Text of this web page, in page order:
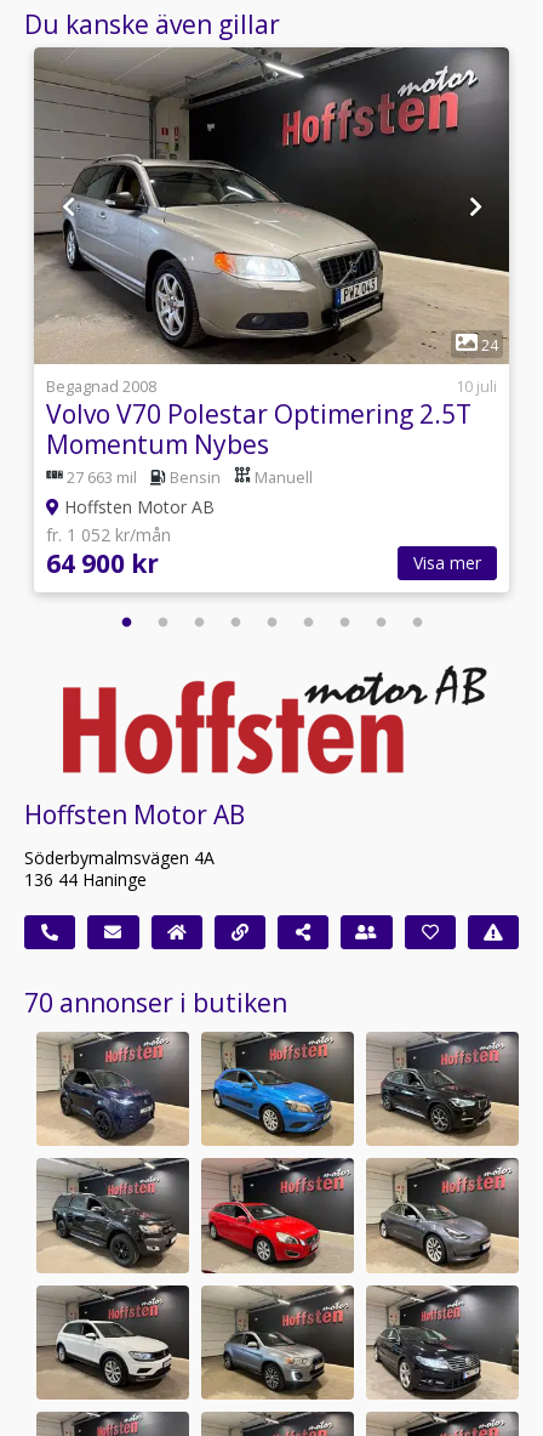
Du kanske även gillar
1
24
Begagnad 2008
10 juli
Volvo V70 Polestar Optimering 2.5T
Momentum Nybes
27 663 mil Bensin Manuell
Hoffsten Motor AB
fr. 1 052 kr/mån
64 900 kr Visa mer
Hoffsten Motor AB
Söderbymalmsvägen 4A
136 44 Haninge
70 annonser i butiken